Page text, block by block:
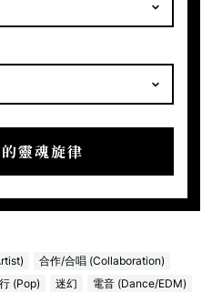
靈魂旋律
合作/合唱 (Collaboration)
(Pop) 迷幻
電音 (Dance/EDM)